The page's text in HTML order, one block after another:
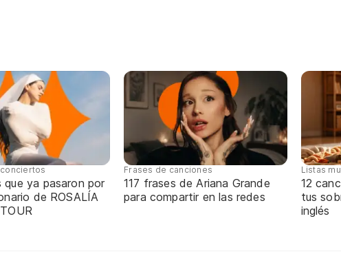
que ya pasaron por
de ROSALÍA
Frases de canciones
117 frases de Ariana Grande
para compartir en las redes
Listas
12
tus
inglés